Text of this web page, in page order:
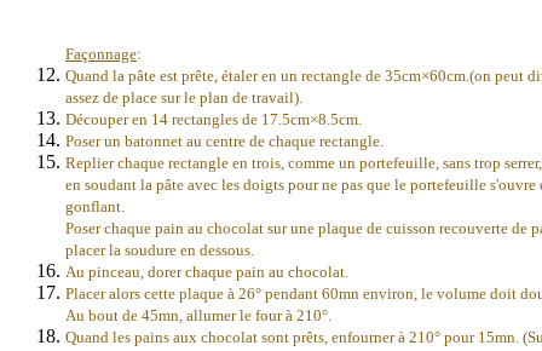
Façonnage:
Quand la pâte est prête, étaler en un rectangle de 35cm×60cm.(on peut
assez de place sur le plan de travail).
Découper en 14 rectangles de 17.5cm×8.5cm.
Poser un batonnet au centre de chaque rectangle.
Replier chaque rectangle en trois, comme un portefeuille, sans trop
en soudant la pâte avec les doigts pour ne pas que le portefeuille s'ouvre
gonflant.
Poser chaque pain au chocolat sur une plaque de cuisson recouverte de
placer la soudure en dessous.
Au pinceau, dorer chaque pain au chocolat.
Placer alors cette plaque à 26° pendant 60mn environ, le volume doit
Au bout de 45mn, allumer le four à 210°.
Quand les pains aux chocolat sont prêts, enfourner à 210° pour 15mn.